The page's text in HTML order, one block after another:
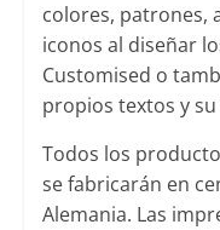
colores, patrones,
iconos al diseñar
Customised o
propios textos y
Todos los
se fabricarán en
Alemania. Las